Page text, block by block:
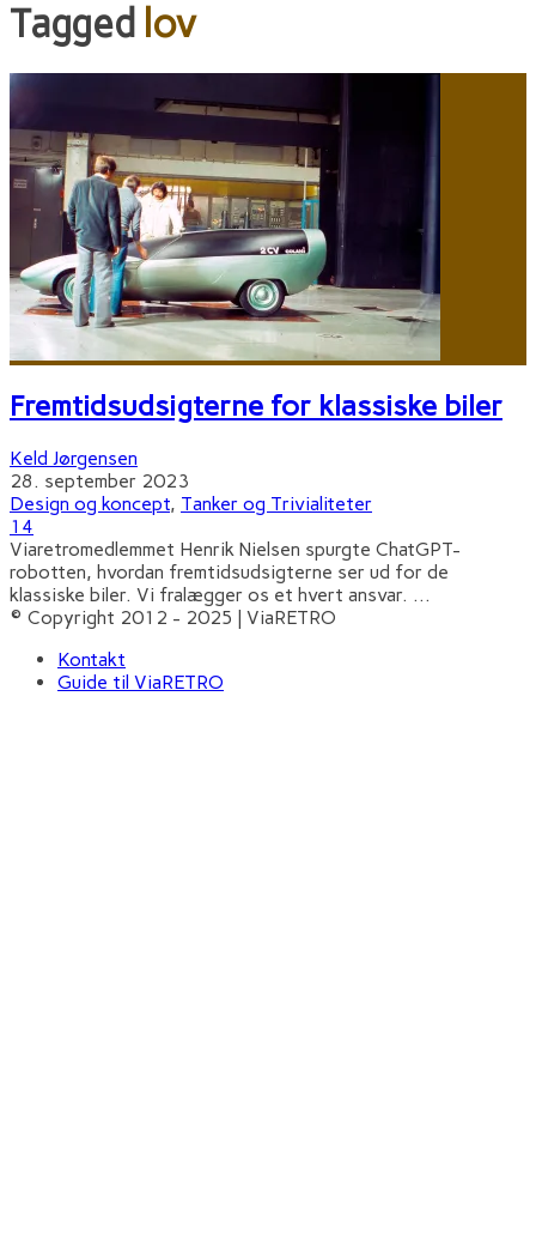
Tagged lov
Fremtidsudsigterne for klassiske biler
Keld Jørgensen
28. september 2023
Design og koncept, Tanker og Trivialiteter
14
Viaretromedlemmet Henrik Nielsen spurgte ChatGPT-
robotten, hvordan fremtidsudsigterne ser ud for de
klassiske biler. Vi fralægger os et hvert ansvar. ...
© Copyright 2012 - 2025 | ViaRETRO
Kontakt
Guide til ViaRETRO